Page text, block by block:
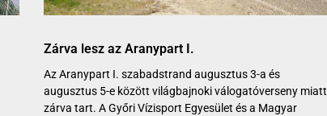
Zárva lesz az Aranypart I.
Az Aranypart I. szabadstrand augusztus 3-a és
augusztus 5-e között világbajnoki válogatóverseny miatt
zárva tart. A Győri Vízisport Egyesület és a Magyar